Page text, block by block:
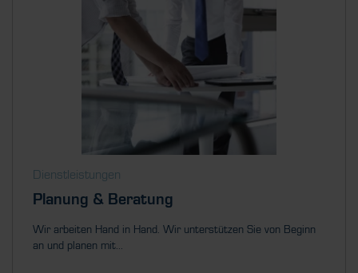
Dienstleistungen
Planung & Beratung
Wir arbeiten Hand in Hand. Wir unterstützen Sie von Beginn
an und planen mit...